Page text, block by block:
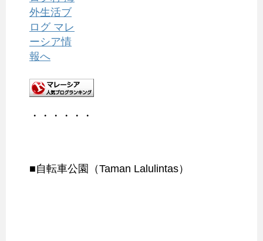
・・・・・・
■自転車公園（Taman Lalulintas）